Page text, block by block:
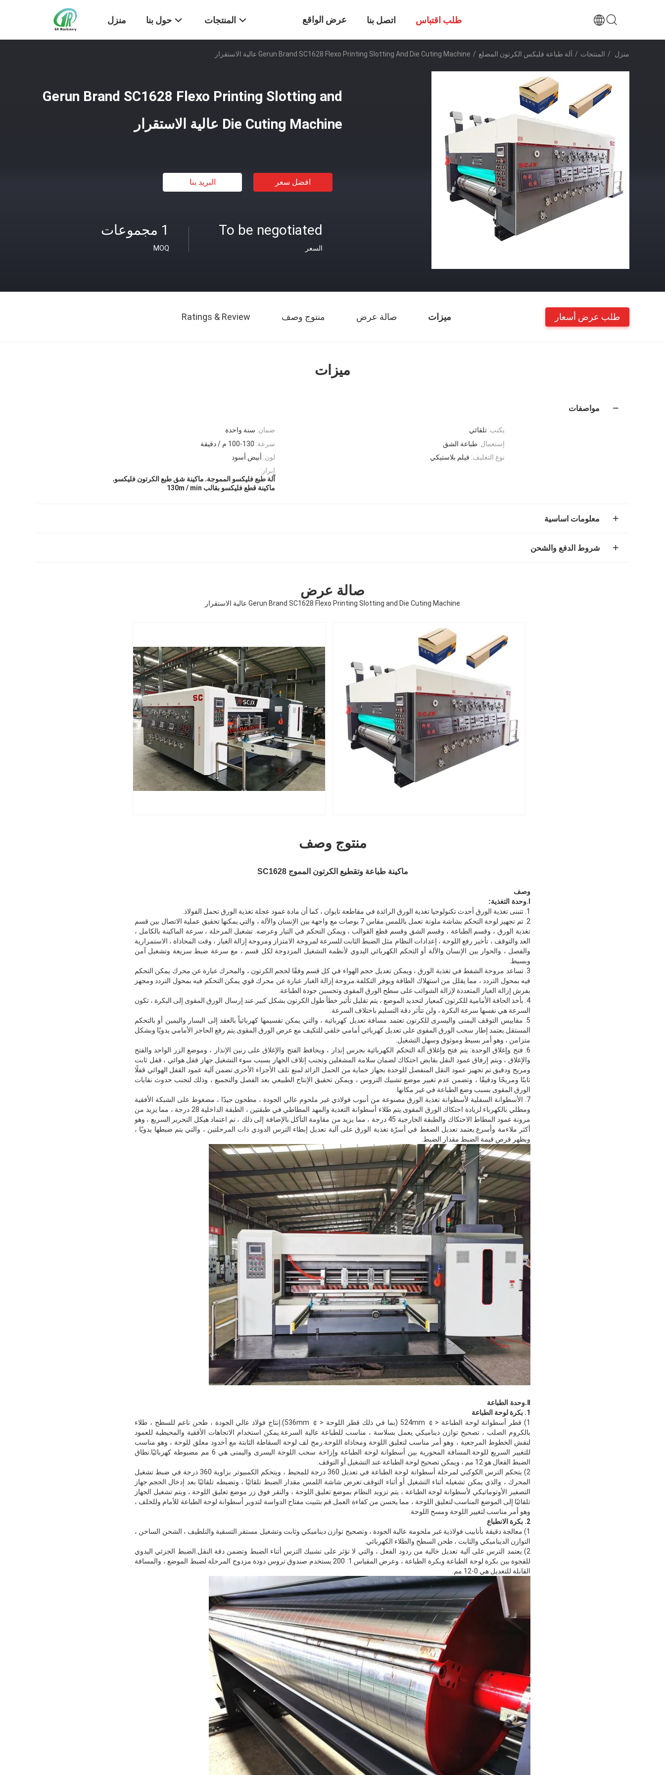
منزل حول بنا المنتجات عرض الواقع
الافتراضي
اتصل بنا طلب اقتباس
منزل / المنتجات / آلة طباعة فليكس الكرتون المضلع / Gerun Brand SC1628 Flexo Printing Slotting And Die Cuting Machine عالية الاستقرار
Gerun Brand SC1628 Flexo Printing Slotting and
Die Cuting Machine عالية الاستقرار
افضل سعر البريد بنا
1 مجموعات
MOQ
To be negotiated
السعر
ميزات صالة عرض منتوج وصف Ratings & Review طلب عرض أسعار
ميزات
مواصفات
ضمان: سنة واحدة يكتب: تلقائي
سرعة: 100-130 م / دقيقة إستعمال: طباعة الشق
لون: أبيض أسود نوع التغليف: فيلم بلاستيكي
إبراز:
آلة طبع فليكسو المموجة, ماكينة شق طبع الكرتون فليكسو,
ماكينة قطع فليكسو بقالب 130m / min
معلومات اساسية
شروط الدفع والشحن
صالة عرض
Gerun Brand SC1628 Flexo Printing Slotting and Die Cuting Machine عالية الاستقرار
منتوج وصف
ماكينة طباعة وتقطيع الكرتون المموج SC1628
وصف
وحدة التغذية:
1. تتبنى تغذية الورق أحدث تكنولوجيا تغذية الورق الرائدة في مقاطعة تايوان ، كما أن مادة عمود عجلة تغذية الورق تحمل الفولاذ.
2. تم تجهيز لوحة التحكم بشاشة ملونة تعمل باللمس مقاس 7 بوصات مع واجهة بين الإنسان والآلة ، والتي يمكنها تحقيق عملية الاتصال بين قسم
تغذية الورق ، وقسم الطباعة ، وقسم الشق وقسم قطع القوالب ، ويمكن التحكم في التيار وعرضه. تشغيل المرحلة ، سرعة الماكينة بالكامل ،
العد والتوقف ، تأخير رفع اللوحة ، إعدادات النظام مثل الضبط الثابت للسرعة لمروحة الامتزاز ومروحة إزالة الغبار ، وقت المحاذاة ، الاستمرارية
والفصل ، والحوار بين الإنسان والآلة أو التحكم الكهربائي اليدوي لأنظمة التشغيل المزدوجة لكل قسم ، مع سرعة ضبط سريعة وتشغيل آمن
وبسيط.
3. تساعد مروحة الشفط في تغذية الورق ، ويمكن تعديل حجم الهواء في كل قسم وفقًا لحجم الكرتون ، والمحرك عبارة عن محرك يمكن التحكم
فيه بمحول التردد ، مما يقلل من استهلاك الطاقة ويوفر التكلفة.مروحة إزالة الغبار عبارة عن محرك قوي يمكن التحكم فيه بمحول التردد ومجهز
بفرش إزالة الغبار المتعددة لإزالة الشوائب على سطح الورق المقوى وتحسين جودة الطباعة.
4. بأخذ الحافة الأمامية للكرتون كمعيار لتحديد الموضع ، يتم تقليل تأثير خطأ طول الكرتون بشكل كبير.عند إرسال الورق المقوى إلى البكرة ، تكون
السرعة هي نفسها سرعة البكرة ، ولن تتأثر دقة التسليم باختلاف السرعة.
5. مقاييس التوقف اليمنى واليسرى للكرتون تعتمد مسافة تعديل كهربائية ، والتي يمكن تقسيمها كهربائياً بالعقد إلى اليسار واليمين أو بالتحكم
المستقل.يعتمد إطار سحب الورق المقوى على تعديل كهربائي أمامي خلفي للتكيف مع عرض الورق المقوى.يتم رفع الحاجز الأمامي يدويًا وبشكل
متزامن ، وهو أمر بسيط وموثوق وسهل التشغيل.
6. فتح وإغلاق الوحدة: يتم فتح وإغلاق آلة التحكم الكهربائية بجرس إنذار ، ويحافظ الفتح والإغلاق على رنين الإنذار ، وموضع الزر الواحد والفتح
والإغلاق ، ويتم إرفاق عمود النقل بقابض احتكاك لضمان سلامة المشغلين وتجنب إتلاف الجهاز بسبب سوء التشغيل.جهاز قفل هوائي ، قفل ثابت
ومريح ودقيق.تم تجهيز عمود النقل المنفصل للوحدة بجهاز حماية من الحمل الزائد لمنع تلف الأجزاء الأخرى.تضمن آلية عمود القفل الهوائي قفلًا
ثابتًا ومريحًا ودقيقًا ، وتضمن عدم تغيير موضع تشبيك التروس ، ويمكن تحقيق الإنتاج الطبيعي بعد الفصل والتجميع ، وذلك لتجنب حدوث نفايات
الورق المقوى بسبب وضع الطباعة في غير مكانها.
7. الأسطوانة السفلية لأسطوانة تغذية الورق مصنوعة من أنبوب فولاذي غير ملحوم عالي الجودة ، مطحون جيدًا ، مضغوط على الشبكة الأفقية
ومطلي بالكهرباء لزيادة احتكاك الورق المقوى.يتم طلاء أسطوانة التغذية والمهد المطاطي في طبقتين ، الطبقة الداخلية 28 درجة ، مما يزيد من
مرونة عمود المطاط الاحتكاك والطبقة الخارجية 45 درجة ، مما يزيد من مقاومة التآكل.بالإضافة إلى ذلك ، تم اعتماد هيكل التحرير السريع ، وهو
أكثر ملاءمة وأسرع.يعتمد تعديل الضغط في أسرّة تغذية الورق على آلية تعديل إبطاء الترس الدودي ذات المرحلتين ، والتي يتم ضبطها يدويًا ،
ويظهر قرص قيمة الضبط مقدار الضبط.
Ⅱ.وحدة الطباعة
1. بكرة لوحة الطباعة
1) قطر أسطوانة لوحة الطباعة <￠ 524mm (بما في ذلك قطر اللوحة <￠ 536mm).إنتاج فولاذ عالي الجودة ، طحن ناعم للسطح ، طلاء
بالكروم الصلب ، تصحيح توازن ديناميكي يعمل بسلاسة ، مناسب للطباعة عالية السرعة.يمكن استخدام الاتجاهات الأفقية والمحيطية للعمود
لنقش الخطوط المرجعية ، وهو أمر مناسب لتعليق اللوحة ومحاذاة اللوحة.رمح لف لوحة السقاطة الثابتة مع أخدود معلق للوحة ، وهو مناسب
للتغيير السريع للوحة.المسافة المحورية بين أسطوانة لوحة الطباعة وإزاحة سحب اللوحة اليسرى واليمنى هي 6 مم مضبوطة كهربائيًا.نطاق
الضبط الفعال هو 12 مم ، ويمكن تصحيح لوحة الطباعة عند التشغيل أو التوقف.
2) يتحكم الترس الكوكبي لمرحلة أسطوانة لوحة الطباعة في تعديل 360 درجة للمحيط ، ويتحكم الكمبيوتر بزاوية 360 درجة في ضبط تشغيل
المحرك ، والذي يمكن تشغيله أثناء التشغيل أو أثناء التوقف.تعرض شاشة اللمس مقدار الضبط تلقائيًا ، وتضبطه تلقائيًا بعد إدخال الحجم.جهاز
التصفير الأوتوماتيكي لأسطوانة لوحة الطباعة ، يتم تزويد النظام بموضع تعليق اللوحة ، والنقر فوق زر موضع تعليق اللوحة ، ويتم تشغيل الجهاز
تلقائيًا إلى الموضع المناسب لتعليق اللوحة ، مما يحسن من كفاءة العمل.قم بتثبيت مفتاح الدواسة لتدوير أسطوانة لوحة الطباعة للأمام وللخلف ،
وهو أمر مناسب لتغيير اللوحة ومسح اللوحة.
2. بكرة الانطباع
1) معالجة دقيقة بأنابيب فولاذية غير ملحومة عالية الجودة ، وتصحيح توازن ديناميكي وثابت وتشغيل مستقر.التسقية والتلطيف ، الشحن الساخن ،
التوازن الديناميكي والثابت ، طحن السطح والطلاء الكهربائي.
2) يعتمد الترس على آلية تعديل خالية من ردود الفعل ، والتي لا تؤثر على تشبيك الترس أثناء الضبط وتضمن دقة النقل.الضبط الجزئي اليدوي
للفجوة بين بكرة لوحة الطباعة وبكرة الطباعة ، وعرض المقياس.1: 200 يستخدم صندوق تروس دودة مزدوج المرحلة لضبط الموضع ، والمسافة
القابلة للتعديل هي 0-12 مم.